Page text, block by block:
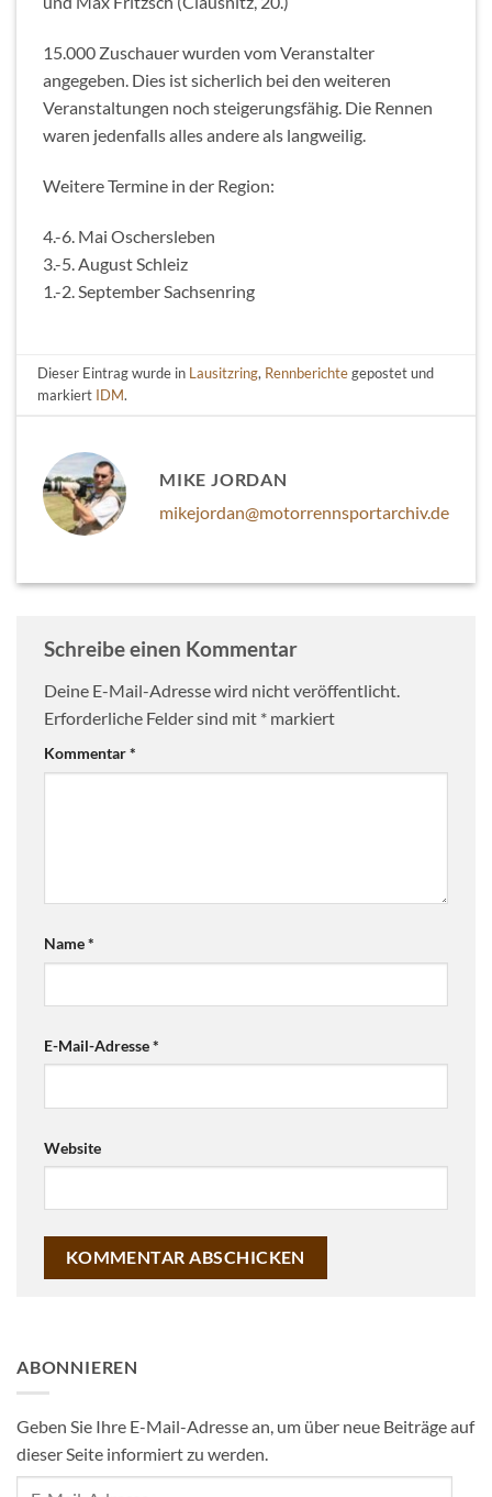
15.000 Zuschauer wurden vom Veranstalter
angegeben. Dies ist sicherlich bei den weiteren
Veranstaltungen noch steigerungsfähig. Die Rennen
waren jedenfalls alles andere als langweilig.
Weitere Termine in der Region:
4.-6. Mai Oschersleben
3.-5. August Schleiz
1.-2. September Sachsenring
Dieser Eintrag wurde in Lausitzring, Rennberichtegepostet und
markiert IDM.
MIKE JORDAN
mikejordan@motorrennsportarchiv.de
Schreibe einen Kommentar
Deine E-Mail-Adresse wird nicht veröffentlicht.
Erforderliche Felder sind mit * markiert
Kommentar*
Name*
E-Mail-Adresse*
Website
ABONNIEREN
Geben Sie Ihre E-Mail-Adresse an, um über neue Beiträge auf
dieser Seite informiert zu werden.